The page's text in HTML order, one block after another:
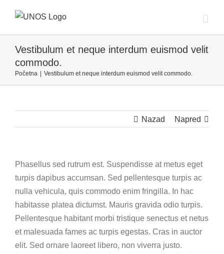
content
Vestibulum et neque interdum euismod velit
commodo.
Početna Vestibulum et neque interdum euismod velit commodo.
Nazad Napred
Phasellus sed rutrum est. Suspendisse at metus eget
turpis dapibus accumsan. Sed pellentesque turpis ac
nulla vehicula, quis commodo enim fringilla. In hac
habitasse platea dictumst. Mauris gravida odio turpis.
Pellentesque habitant morbi tristique senectus et netus
et malesuada fames ac turpis egestas. Cras in auctor
elit. Sed ornare laoreet libero, non viverra justo.